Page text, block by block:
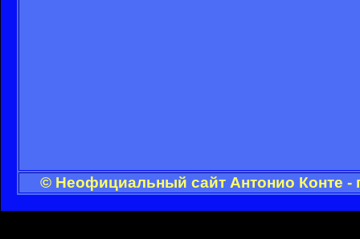
© Неофициальный сайт Антонио Конте -